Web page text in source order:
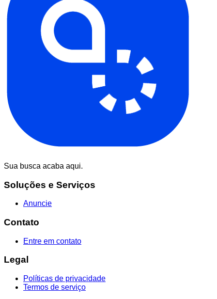
Sua busca acaba aqui.
Soluções e Serviços
Anuncie
Contato
Entre em contato
Legal
Políticas de privacidade
Termos de serviço